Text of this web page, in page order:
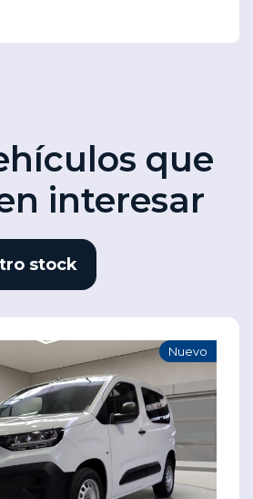
que
interesar
stock
Nuevo